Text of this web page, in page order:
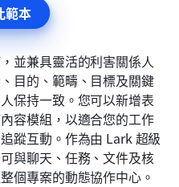
範本
並兼具靈活的利害關係人
目的、範疇、目標及關鍵
保持一致。您可以新增表
容模組，以適合您的工作
蹤互動。作為由 Lark 超級
與聊天、任務、文件及核
個專案的動態協作中心。